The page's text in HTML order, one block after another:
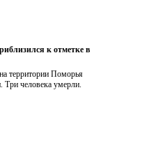
к отметке в
территории Поморья
Три человека умерли.